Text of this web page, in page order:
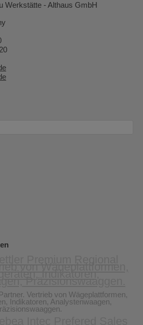
Werkstätte - Althaus GmbH